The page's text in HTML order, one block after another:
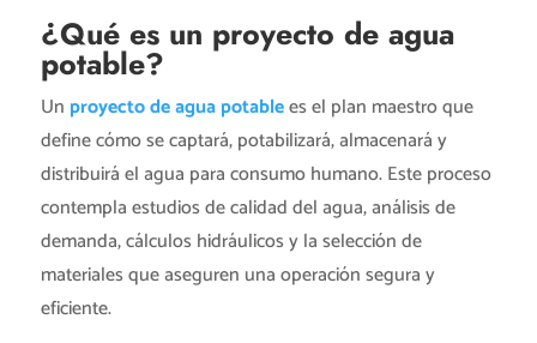
¿Qué es un proyecto de agua
potable?
Un proyecto de agua potablees el plan maestro que
define cómo se captará, potabilizará, almacenará y
distribuirá el agua para consumo humano. Este proceso
contempla estudios de calidad del agua, análisis de
demanda, cálculos hidráulicos y la selección de
materiales que aseguren una operación segura y
eficiente.